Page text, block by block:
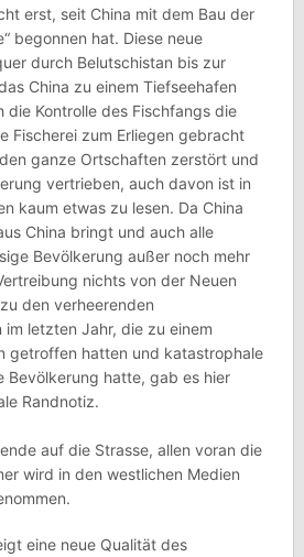
erst, seit China mit dem Bau der
begonnen hat. Diese neue
durch Belutschistan bis zur
China zu einem Tiefseehafen
Kontrolle des Fischfangs die
Fischerei zum Erliegen gebracht
ganze Ortschaften zerstört und
vertrieben, auch davon ist in
kaum etwas zu lesen. Da China
China bringt und auch alle
Bevölkerung außer noch mehr
nichts von der Neuen
den verheerenden
im letzten Jahr, die zu einem
getroffen hatten und katastrophale
Bevölkerung hatte, gab es hier
Randnotiz.
auf die Strasse, allen voran die
wird in den westlichen Medien
eine neue Qualität des